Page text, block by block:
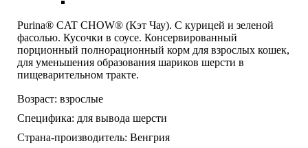
Purina® CAT CHOW® (Кэт Чау). С курицей и зеленой
фасолью. Кусочки в соусе. Консервированный
порционный полнорационный корм для взрослых кошек,
для уменьшения образования шариков шерсти в
пищеварительном тракте.
Возраст: взрослые
Специфика: для вывода шерсти
Страна-производитель: Венгрия